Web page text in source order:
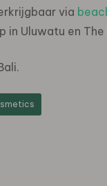
via
in Uluwatu en